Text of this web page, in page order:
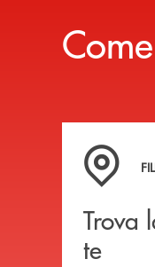
Trova la
Trova
te